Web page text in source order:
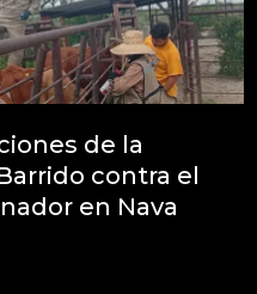
de la
contra el
en Nava